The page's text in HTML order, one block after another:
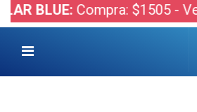
Compra: $1505 - Venta: